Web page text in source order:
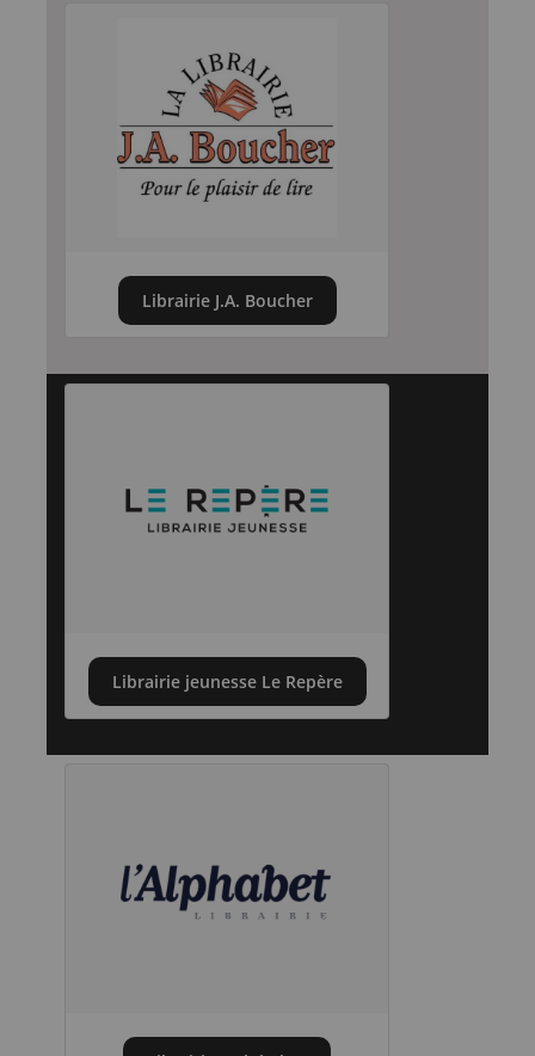
Librairie J.A. Boucher
Librairie jeunesse Le Repère